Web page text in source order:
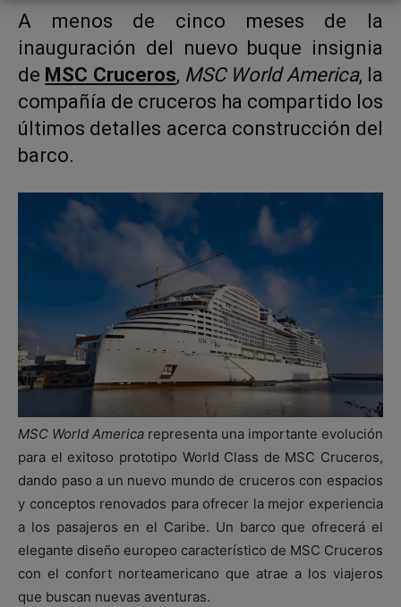
A menos de cinco meses de la
inauguración del nuevo buque insignia
de MSC Cruceros, MSC World America, la
compañía de cruceros ha compartido los
últimos detalles acerca construcción del
barco.
MSC World America representa una importante evolución
para el exitoso prototipo World Class de MSC Cruceros,
dando paso a un nuevo mundo de cruceros con espacios
y conceptos renovados para ofrecer la mejor experiencia
a los pasajeros en el Caribe. Un barco que ofrecerá el
elegante diseño europeo característico de MSC Cruceros
con el confort norteamericano que atrae a los viajeros
que buscan nuevas aventuras.